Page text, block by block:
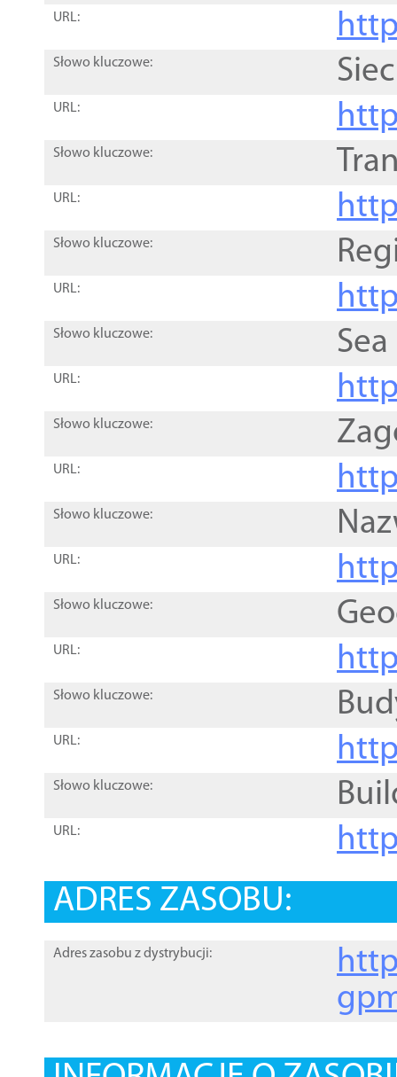
URL:
Słowo kluczowe:
URL:
Słowo kluczowe:
URL:
Słowo kluczowe:
URL:
Słowo kluczowe:
URL:
Słowo kluczowe:
URL:
Słowo kluczowe:
URL:
Słowo kluczowe:
URL:
Słowo kluczowe:
URL:
Słowo kluczowe:
URL:
ADRES ZASOBU:
Adres zasobu z dystrybucji: